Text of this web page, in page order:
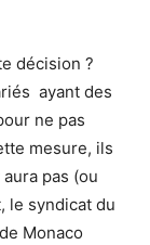
décision ?
ayant des
ne pas
mesure, ils
pas (ou
le syndicat du
Monaco